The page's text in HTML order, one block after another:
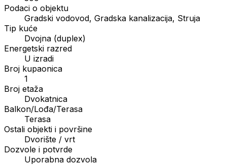
Podaci o objektu
Gradski vodovod, Gradska kanalizacija, Struja
Tip kuće
Dvojna (duplex)
Energetski razred
U izradi
Broj kupaonica
1
Broj etaža
Dvokatnica
Balkon/Lođa/Terasa
Terasa
Ostali objekti i površine
Dvorište / vrt
Dozvole i potvrde
Uporabna dozvola